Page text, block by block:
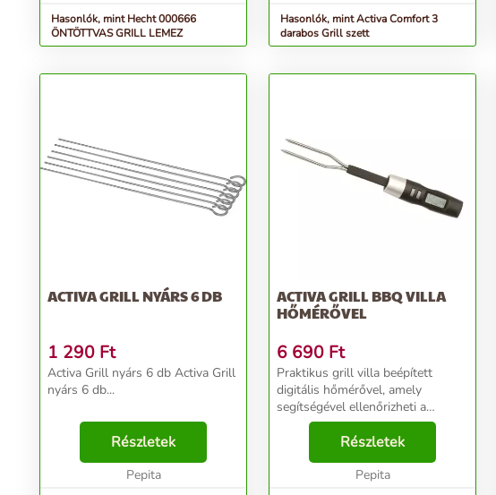
Hasonlók, mint Hecht 000666
ÖNTÖTTVAS GRILL LEMEZ
Hasonlók, mint Activa Comfort 3
darabos Grill szett
ACTIVA GRILL NYÁRS 6 DB
1 290 Ft
Activa Grill nyárs 6 db Activa Grill
nyárs 6 db...
Részletek
Pepita
ACTIVA GRILL BBQ VILLA
HŐMÉRŐVEL
6 690 Ft
Praktikus grill villa beépített
digitális hőmérővel, amely
segítségével ellenőrizheti a
grillezett hús belső hőmérséklet,
illetve az átsütöttség állapotát
(well done, medium, medium rare,
Részletek
Pepita